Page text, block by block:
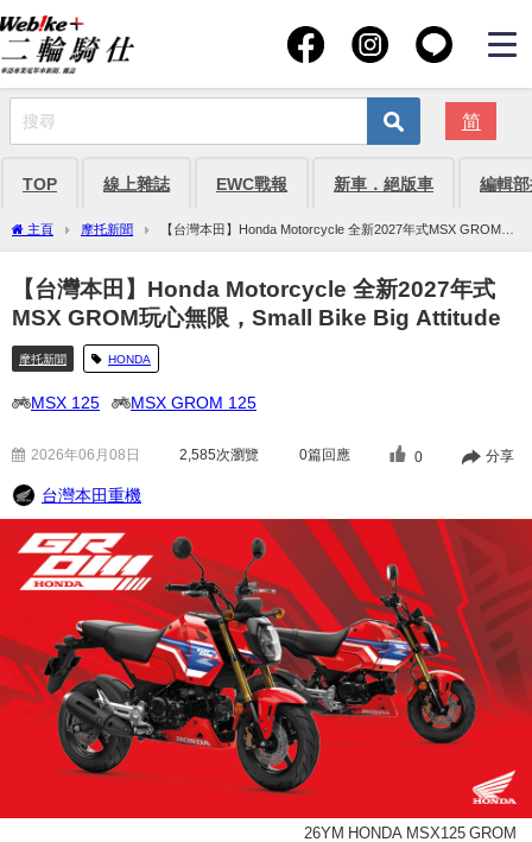
简
TOP 線上雜誌 EWC戰報 新車．絕版車 編輯
主頁 摩托新聞
【台灣本田】Honda Motorcycle 全新2027年式MSX GROM玩
心無限，Small Bike Big Attitude
【台灣本田】Honda Motorcycle 全新2027年式
MSX GROM玩心無限，Small Bike Big Attitude
摩托新聞 HONDA
MSX 125 MSX GROM 125
2026年06月08日 2,585次瀏覽 0篇回應 0 分享
台灣本田重機
26YM HONDA MSX125 GROM